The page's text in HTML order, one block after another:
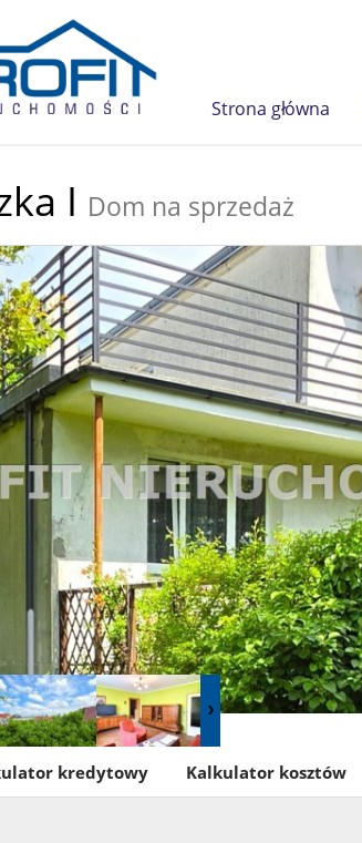
Strona główna
I Dom na sprzedaż
kredytowy Kalkulator kosztów